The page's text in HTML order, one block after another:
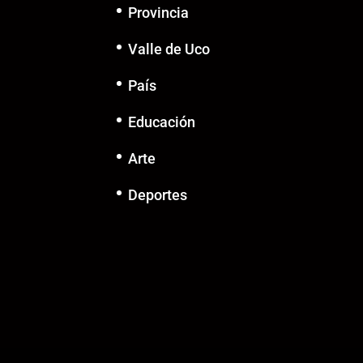
Provincia
Valle de Uco
País
Educación
Arte
Deportes